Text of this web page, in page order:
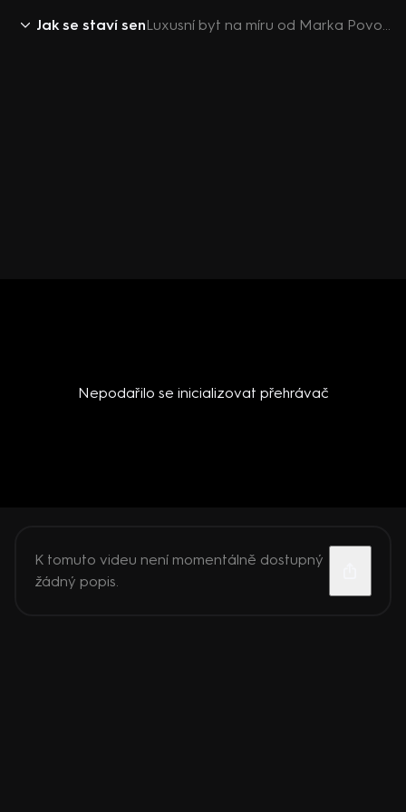
Jak se staví sen Luxusní byt na míru od Marka Povolného
Nepodařilo se inicializovat přehrávač
K tomuto videu není momentálně dostupný
žádný popis.